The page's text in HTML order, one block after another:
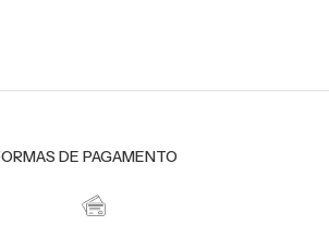
DE PAGAMENTO